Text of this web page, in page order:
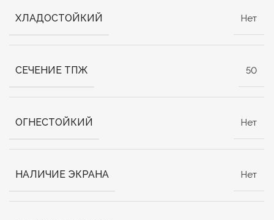
ХЛАДОСТОЙКИЙ Нет
СЕЧЕНИЕ ТПЖ 50
ОГНЕСТОЙКИЙ Нет
НАЛИЧИЕ ЭКРАНА Нет